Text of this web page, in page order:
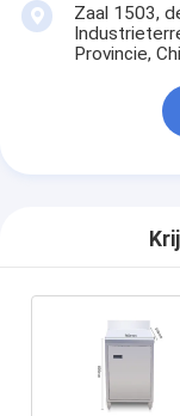
Zaal 1503,
Provincie,